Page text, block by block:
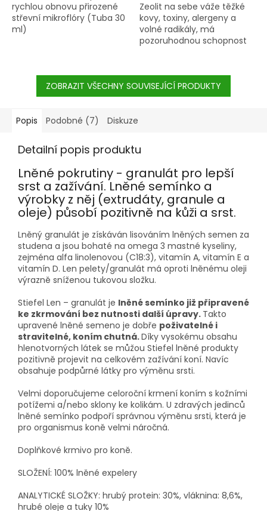
rychlou obnovu přirozené
střevní mikroflóry (Tuba 30
ml)
Zeolit na sebe váže těžké
kovy, toxiny, alergeny a
volné radikály, má
pozoruhodnou schopnost
organismu.
ZOBRAZIT VŠECHNY SOUVISEJÍCÍ PRODUKTY
Popis Podobné (7) Diskuze
Detailní popis produktu
Lněné pokrutiny - granulát pro lepší
srst a zažívání. Lněné semínko a
výrobky z něj (extrudáty, granule a
oleje) působí pozitivně na kůži a srst.
Lněný granulát je získáván lisováním lněných semen za
studena a jsou bohaté na omega 3 mastné kyseliny,
zejména alfa linolenovou (C18:3), vitamín A, vitamín E a
vitamín D. Len pelety/granulát má oproti lněnému oleji
výrazně sníženou tukovou složku.
Stiefel Len – granulát je lněné semínko již připravené
ke zkrmování bez nutnosti další úpravy. Takto
upravené lněné semeno je dobře poživatelné i
stravitelné, koním chutná.Díky vysokému obsahu
hlenotvorných látek se můžou Stiefel lněné produkty
pozitivně projevit na celkovém zažívání koní. Navíc
obsahuje podpůrné látky pro výměnu srsti.
Velmi doporučujeme celoroční krmení koním s kožními
potížemi a/nebo sklony ke kolikám. U zdravých jedinců
lněné semínko podpoří správnou výměnu srsti, která je
pro organismus koně velmi náročná.
Doplňkové krmivo pro koně.
SLOŽENÍ: 100% lněné expelery
ANALYTICKÉ SLOŽKY: hrubý protein: 30%, vláknina: 8,6%,
hrubé oleje a tuky 10%